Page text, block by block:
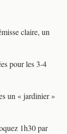
claire, un
pour les 3-4
un « jardinier »
1h30 par